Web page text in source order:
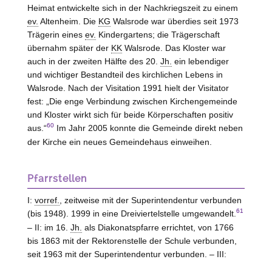
Heimat entwickelte sich in der Nachkriegszeit zu einem
ev. Altenheim. Die KG Walsrode war überdies seit 1973
Trägerin eines ev. Kindergartens; die Trägerschaft
übernahm später der KK Walsrode. Das Kloster war
auch in der zweiten Hälfte des 20. Jh. ein lebendiger
und wichtiger Bestandteil des kirchlichen Lebens in
Walsrode. Nach der Visitation 1991 hielt der Visitator
fest: „Die enge Verbindung zwischen Kirchengemeinde
und Kloster wirkt sich für beide Körperschaften positiv
aus.“60Im Jahr 2005 konnte die Gemeinde direkt neben
der Kirche ein neues Gemeindehaus einweihen.
Pfarrstellen
I: vorref.
, zeitweise mit der Superintendentur verbunden
(bis 1948). 1999 in eine Dreiviertelstelle umgewandelt. 61
– II: im 16. Jh. als Diakonatspfarre errichtet, von 1766
bis 1863 mit der Rektorenstelle der Schule verbunden,
seit 1963 mit der Superintendentur verbunden. – III: